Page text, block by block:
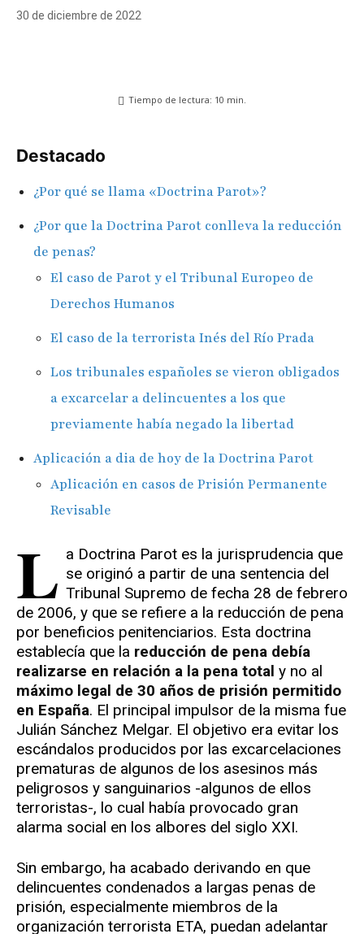
30 de diciembre de 2022
Tiempo de lectura: 10 min.
Destacado
¿Por qué se llama «Doctrina Parot»?
¿Por que la Doctrina Parot conlleva la reducción
de penas?
El caso de Parot y el Tribunal Europeo de
Derechos Humanos
El caso de la terrorista Inés del Río Prada
Los tribunales españoles se vieron obligados
a excarcelar a delincuentes a los que
previamente había negado la libertad
Aplicación a dia de hoy de la Doctrina Parot
Aplicación en casos de Prisión Permanente
Revisable
L a Doctrina Parot es la jurisprudencia que
se originó a partir de una sentencia del
Tribunal Supremo de fecha 28 de febrero
de 2006, y que se refiere a la reducción de pena
por beneficios penitenciarios. Esta doctrina
establecía que la reducción de pena debía
realizarse en relación a la pena total y no al
máximo legal de 30 años de prisión permitido
en España. El principal impulsor de la misma fue
Julián Sánchez Melgar. El objetivo era evitar los
escándalos producidos por las excarcelaciones
prematuras de algunos de los asesinos más
peligrosos y sanguinarios -algunos de ellos
terroristas-, lo cual había provocado gran
alarma social en los albores del siglo XXI.
Sin embargo, ha acabado derivando en que
delincuentes condenados a largas penas de
prisión, especialmente miembros de la
organización terrorista ETA, puedan adelantar